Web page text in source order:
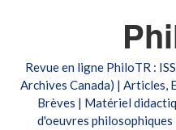
Revue en ligne PhiloTR :
Archives Canada) | Articles,
Brèves | Matériel
d'oeuvres